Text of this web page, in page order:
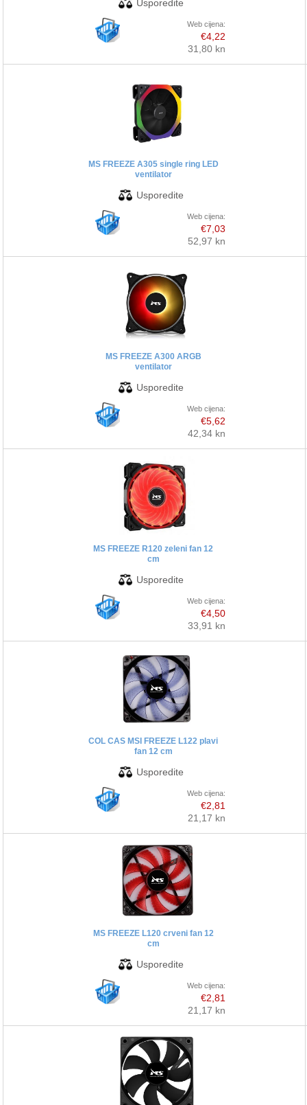
Web cijena:
€4,22
31,80 kn
MS FREEZE A305 single ring LED
ventilator
Web cijena:
€7,03
52,97 kn
MS FREEZE A300 ARGB
ventilator
Web cijena:
€5,62
42,34 kn
MS FREEZE R120 zeleni fan 12
cm
Web cijena:
€4,50
33,91 kn
COL CAS MSI FREEZE L122 plavi
fan 12 cm
Web cijena:
€2,81
21,17 kn
MS FREEZE L120 crveni fan 12
cm
Web cijena:
€2,81
21,17 kn